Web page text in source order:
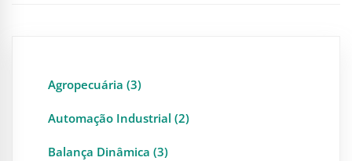
Agropecuária (3)
Automação Industrial (2)
Balança Dinâmica (3)